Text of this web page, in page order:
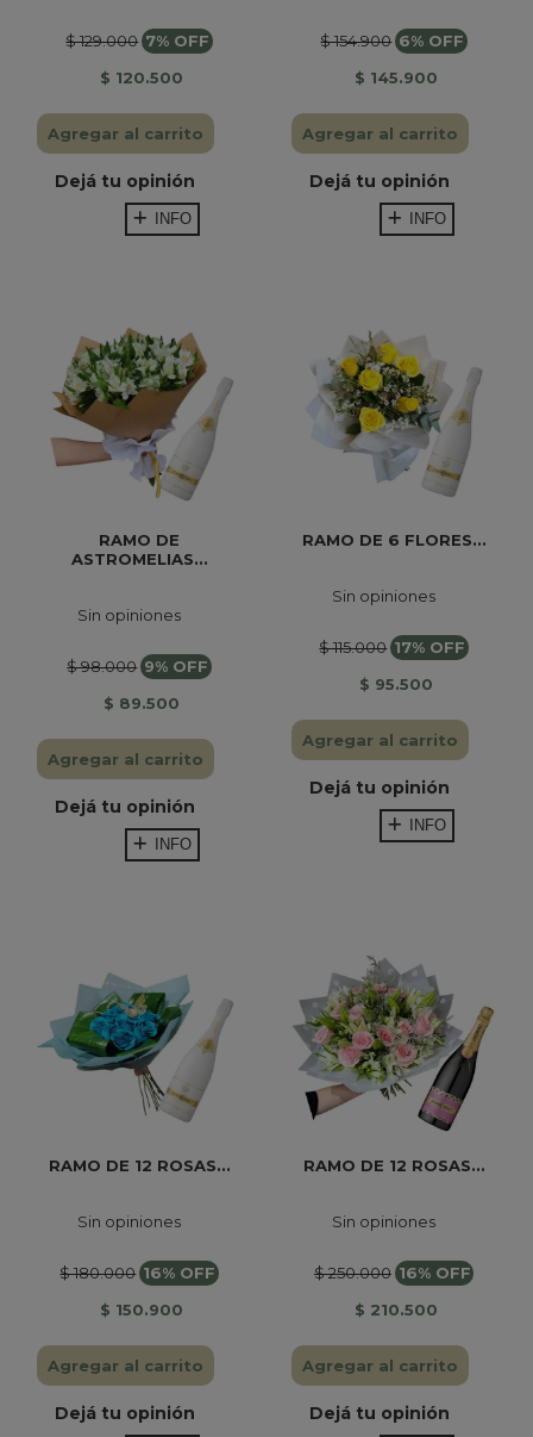
$ 129.000 7% OFF
$ 120.500
Agregar al carrito
Dejá tu opinión
INFO
$ 154.900 6% OFF
$ 145.900
Agregar al carrito
Dejá tu opinión
INFO
RAMO DE
ASTROMELIAS...
Sin opiniones
$ 98.000 9% OFF
$ 89.500
Agregar al carrito
Dejá tu opinión
INFO
RAMO DE 6 FLORES...
Sin opiniones
$ 115.000 17% OFF
$ 95.500
Agregar al carrito
Dejá tu opinión
INFO
RAMO DE 12 ROSAS...
Sin opiniones
$ 180.000 16% OFF
$ 150.900
Agregar al carrito
Dejá tu opinión
RAMO DE 12 ROSAS...
Sin opiniones
$ 250.000 16% OFF
$ 210.500
Agregar al carrito
Dejá tu opinión